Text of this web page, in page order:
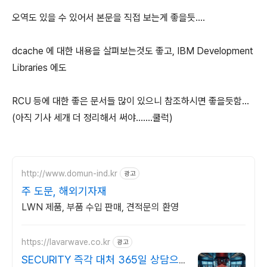
오역도 있을 수 있어서 본문을 직접 보는게 좋을듯....
dcache 에 대한 내용을 살펴보는것도 좋고, IBM Development
Libraries 에도
RCU 등에 대한 좋은 문서들 많이 있으니 참조하시면 좋을듯함...
(아직 기사 세개 더 정리해서 써야.......쿨럭)
http://www.domun-ind.kr 광고
주 도문, 해외기자재
LWN 제품, 부품 수입 판매, 견적문의 환영
https://lavarwave.co.kr 광고
SECURITY 즉각 대처 365일 상담으